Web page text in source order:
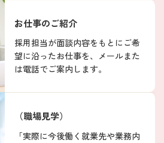
お仕事のご紹介
採用担当が面談内容をもとにご希
望に沿ったお仕事を、メールまた
は電話でご案内します。
（職場見学）
「実際に今後働く就業先や業務内